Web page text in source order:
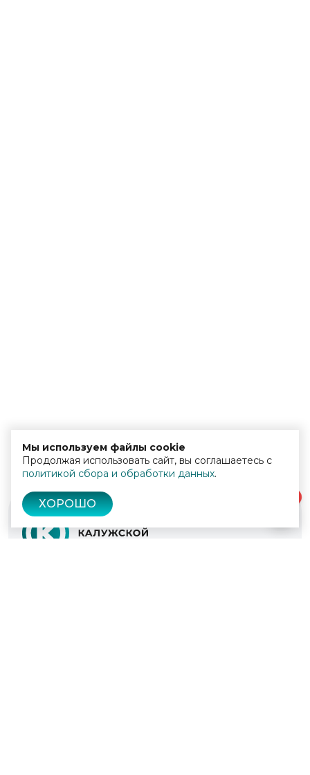
Мы используем файлы cookie
Продолжая использовать сайт, вы соглашаетесь с
политикой сбора и обработки данных.
ХОРОШО